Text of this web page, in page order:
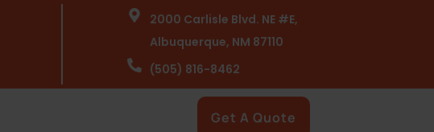
2000 Carlisle Blvd. NE #E,
Albuquerque, NM 87110
(505) 816-8462
Get A Quote